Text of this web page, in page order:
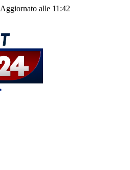
Aggiornato alle 11:42